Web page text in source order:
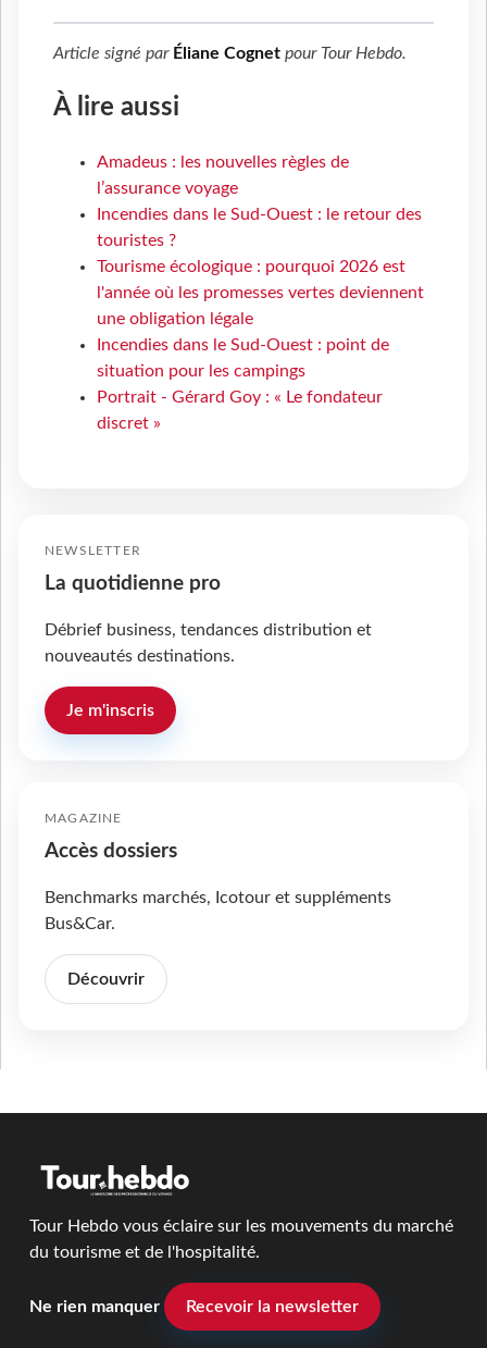
Article signé par Éliane Cognet pour Tour Hebdo.
À lire aussi
Amadeus : les nouvelles règles de
l’assurance voyage
Incendies dans le Sud-Ouest : le retour des
touristes ?
Tourisme écologique : pourquoi 2026 est
l'année où les promesses vertes deviennent
une obligation légale
Incendies dans le Sud-Ouest : point de
situation pour les campings
Portrait - Gérard Goy : « Le fondateur
discret »
NEWSLETTER
La quotidienne pro
Débrief business, tendances distribution et
nouveautés destinations.
Je m'inscris
MAGAZINE
Accès dossiers
Benchmarks marchés, Icotour et suppléments
Bus&Car.
Découvrir
Tour Hebdo vous éclaire sur les mouvements du marché
du tourisme et de l'hospitalité.
Ne rien manquer Recevoir la newsletter